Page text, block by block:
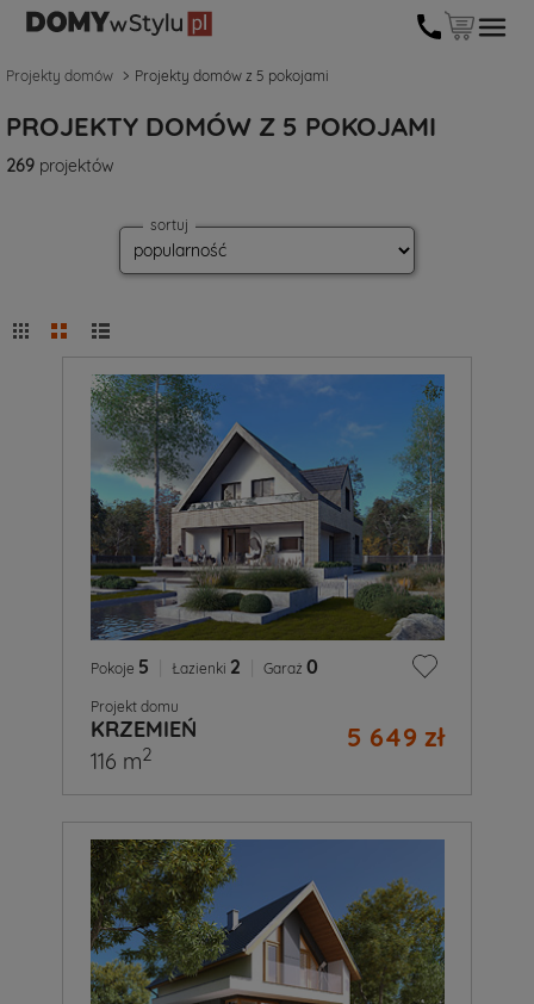
Projekty domów Projekty domów z 5 pokojami
PROJEKTY DOMÓW Z 5 POKOJAMI
269 projektów
sortuj
Pokoje 5 Łazienki 2 Garaż 0
Projekt domu
KRZEMIEŃ 5 649 zł
116 m2